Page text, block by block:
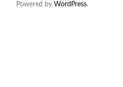
Powered by WordPress.